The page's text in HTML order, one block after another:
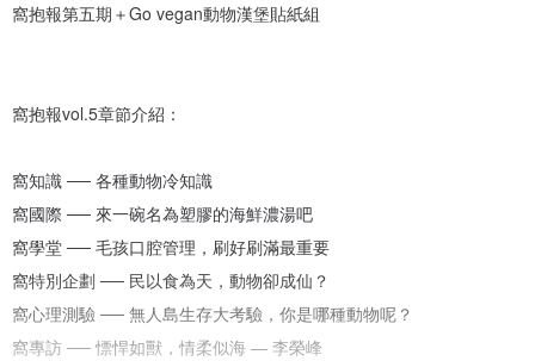
窩抱報第五期＋Go vegan動物漢堡貼紙組
窩抱報vol.5章節介紹：
窩知識 ── 各種動物冷知識
窩國際 ── 來一碗名為塑膠的海鮮濃湯吧
窩學堂 ── 毛孩口腔管理，刷好刷滿最重要
窩特別企劃 ── 民以食為天，動物卻成仙？
窩心理測驗 ── 無人島生存大考驗，你是哪種動物呢？
窩專訪 ── 慓悍如獸，情柔似海 — 李榮峰